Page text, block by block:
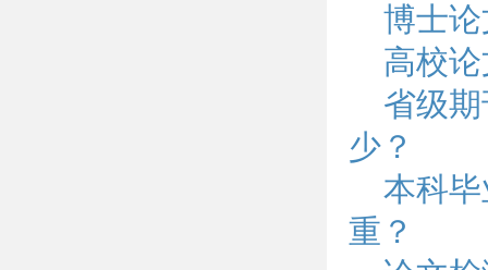
博士
高校
省级
少？
本科
重？